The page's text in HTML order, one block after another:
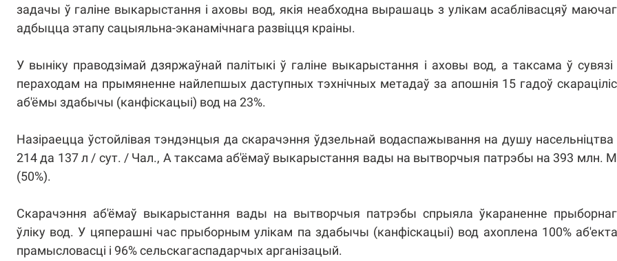
задачы ў галіне выкарыстання і аховы вод, якія неабходна вырашаць з улікам асаблівасцяў
адбыцца этапу сацыяльна-эканамічнага развіцця краіны.
У выніку праводзімай дзяржаўнай палітыкі ў галіне выкарыстання і аховы вод, а таксама ў сувязі
пераходам на прымяненне найлепшых даступных тэхнічных метадаў за апошнія 15 гадоў
аб'ёмы здабычы (канфіскацыі) вод на 23%.
Назіраецца ўстойлівая тэндэнцыя да скарачэння ўдзельнай водаспажывання на душу насельніцтва
214 да 137 л / сут. / Чал., А таксама аб'ёмаў выкарыстання вады на вытворчыя патрэбы на 393 млн.
(50%).
Скарачэння аб'ёмаў выкарыстання вады на вытворчыя патрэбы спрыяла ўкараненне
ўліку вод. У цяперашні час прыборным улікам па здабычы (канфіскацыі) вод ахоплена 100%
прамысловасці і 96% сельскагаспадарчых арганізацый.